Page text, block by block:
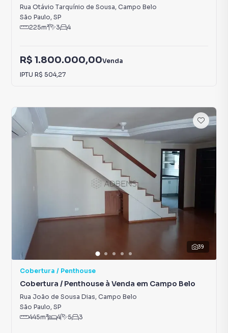
Rua Otávio Tarquínio de Sousa, Campo Belo
São Paulo, SP
225m² 3 4
R$ 1.800.000,00Venda
IPTU R$ 504,27
39
Cobertura / Penthouse
Cobertura / Penthouse à Venda em Campo Belo
Rua João de Sousa Dias, Campo Belo
São Paulo, SP
445m² 4 5 3